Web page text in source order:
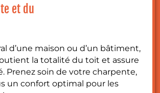
et du
d’une maison ou d’un bâtiment,
la totalité du toit et assure
Prenez soin de votre charpente,
un confort optimal pour les